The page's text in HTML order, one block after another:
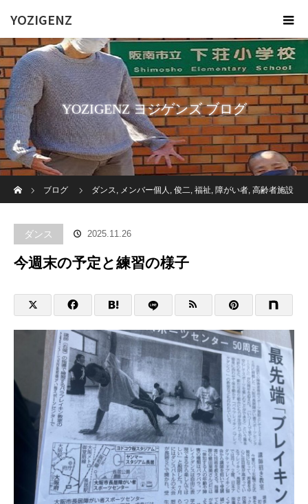
YOZIGENZ
YOZIGENZ ヨジゲンズ ブログ
ブログ
ダンス, メンバー個人 , 俊二, 福祉, 障がい者, 高齢者施設
ダンス 2025.11.26
今週末の予定と練習の様子